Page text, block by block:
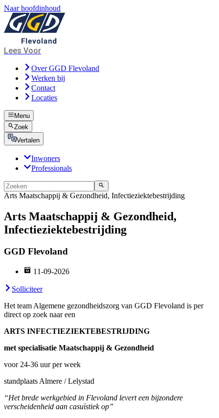
Naar hoofdinhoud
Lees Voor
Over GGD Flevoland
Werken bij
Contact
Locaties
Menu
Zoek
Vertalen
Inwoners
Professionals
Arts Maatschappij & Gezondheid, Infectieziektebestrijding
Arts Maatschappij & Gezondheid,
Infectieziektebestrijding
GGD Flevoland
11-09-2026
Solliciteer
Het team Algemene gezondheidszorg van GGD Flevoland is per
direct op zoek naar een
ARTS INFECTIEZIEKTEBESTRIJDING
met specialisatie Maatschappij & Gezondheid
voor 24-36 uur per week
standplaats Almere / Lelystad
“Het brede werkgebied in Flevoland levert een bijzondere
verscheidenheid aan casuïstiek op”